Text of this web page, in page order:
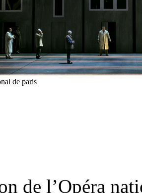
de paris
de l’Opéra